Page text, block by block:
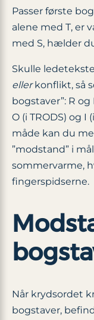
Passer første
alene med T, er
med S, hælder
Skulle
ellerkonflikt, så
bogstaver”: R
O (i TRODS) og I
måde kan du
”modstand” i
sommervarme,
fingerspidserne.
Når krydsordet
bogstaver,